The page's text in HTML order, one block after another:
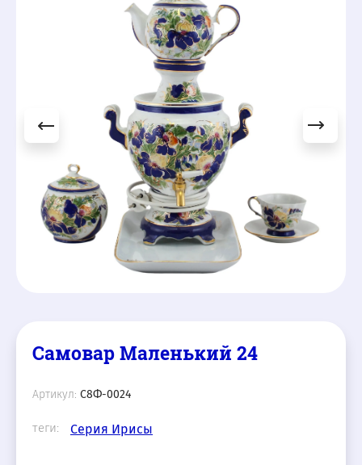
Самовар Маленький 24
Артикул: С8Ф-0024
теги: Серия Ирисы